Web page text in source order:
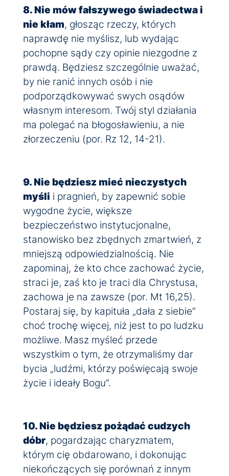
8. Nie mów fałszywego świadectwa i
nie kłam, głosząc rzeczy, których
naprawdę nie myślisz, lub wydając
pochopne sądy czy opinie niezgodne z
prawdą. Będziesz szczególnie uważać,
by nie ranić innych osób i nie
podporządkowywać swych osądów
własnym interesom. Twój styl działania
ma polegać na błogosławieniu, a nie
złorzeczeniu (por. Rz 12, 14-21).
9. Nie będziesz mieć nieczystych
myśli i pragnień, by zapewnić sobie
wygodne życie, większe
bezpieczeństwo instytucjonalne,
stanowisko bez zbędnych zmartwień, z
mniejszą odpowiedzialnością. Nie
zapominaj, że kto chce zachować życie,
straci je, zaś kto je traci dla Chrystusa,
zachowa je na zawsze (por. Mt 16,25).
Postaraj się, by kapituła „dała z siebie”
choć trochę więcej, niż jest to po ludzku
możliwe. Masz myśleć przede
wszystkim o tym, że otrzymaliśmy dar
bycia „ludźmi, którzy poświęcają swoje
życie i ideały Bogu”.
10. Nie będziesz pożądać cudzych
dóbr, pogardzając charyzmatem,
którym cię obdarowano, i dokonując
niekończących się porównań z innym